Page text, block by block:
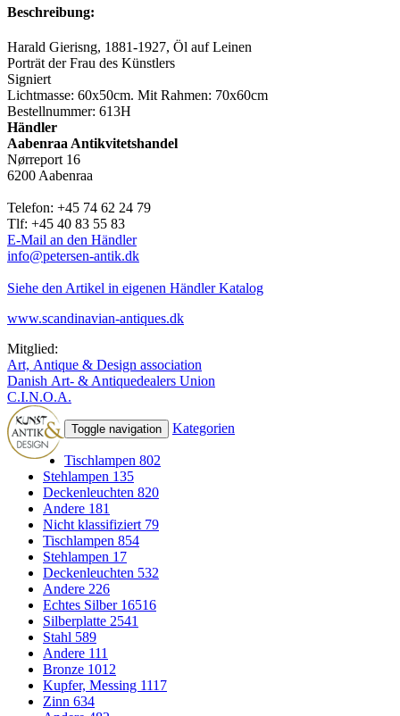
Beschreibung:
Harald Gierisng, 1881-1927, Öl auf Leinen
Porträt der Frau des Künstlers
Signiert
Lichtmasse: 60x50cm. Mit Rahmen: 70x60cm
Bestellnummer: 613H
Händler
Aabenraa Antikvitetshandel
Nørreport 16
6200 Aabenraa
Telefon: +45 74 62 24 79
Tlf: +45 40 83 55 83
E-Mail an den Händler
info@petersen-antik.dk
Siehe den Artikel in eigenen Händler Katalog
www.scandinavian-antiques.dk
Mitglied:
Art, Antique & Design association
Danish Art- & Antiquedealers Union
C.I.N.O.A.
Toggle navigation Kategorien
Tischlampen 802
Stehlampen 135
Deckenleuchten 820
Andere 181
Nicht klassifiziert 79
Tischlampen 854
Stehlampen 17
Deckenleuchten 532
Andere 226
Echtes Silber 16516
Silberplatte 2541
Stahl 589
Andere 111
Bronze 1012
Kupfer, Messing 1117
Zinn 634